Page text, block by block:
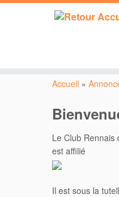
Accueil »
Le Club Rennais
est affilié
Il est sous la